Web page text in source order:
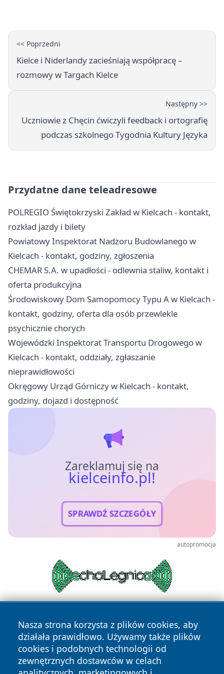
<< Poprzedni
Kielce i Niderlandy zacieśniają współpracę –
rozmowy w Targach Kielce
Następny >>
Uczniowie z Chęcin ćwiczyli feedback i ortografię
podczas szkolnego Tygodnia Kultury Języka
Przydatne dane teleadresowe
POLREGIO Świętokrzyski Zakład w Kielcach - kontakt,
rozkład jazdy i bilety
Powiatowy Inspektorat Nadzoru Budowlanego w
Kielcach - kontakt, godziny, zgłoszenia
CHEMAR S.A. w upadłości - odlewnia staliw, kontakt i
oferta produkcyjna
Środowiskowy Dom Samopomocy Typu A w Kielcach -
kontakt, godziny, oferta dla osób przewlekle
psychicznie chorych
Wojewódzki Inspektorat Transportu Drogowego w
Kielcach - kontakt, oddziały, zgłaszanie
nieprawidłowości
Okręgowy Urząd Górniczy w Kielcach - kontakt,
godziny, dojazd i dostępność
Zareklamuj się na
kielceinfo.pl!
SPRAWDŹ SZCZEGÓŁY
autopromocja
Nasza strona korzysta z plików cookies, aby
działała prawidłowo. Używamy także plików
cookies i podobnych technologii od
zewnętrznych dostawców w celach